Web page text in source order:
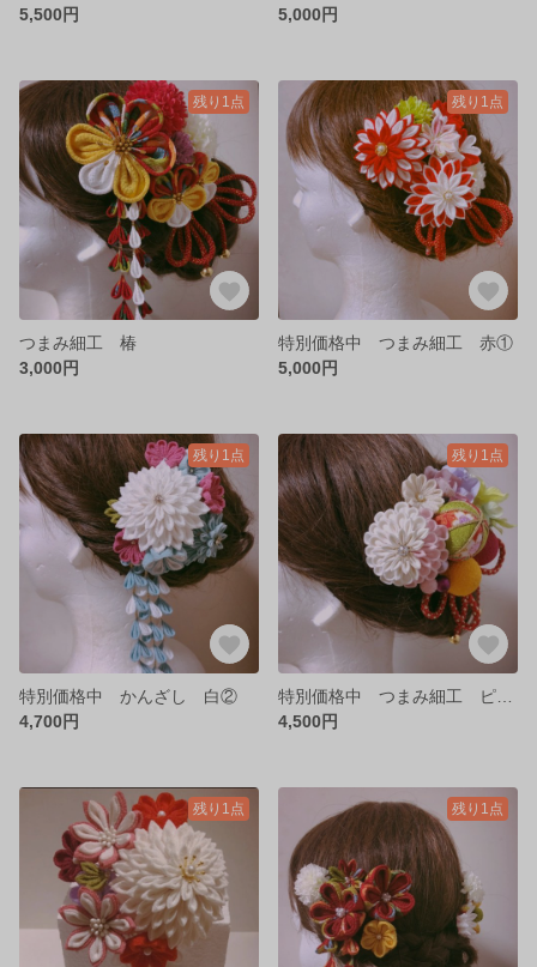
5,500円
5,000円
残り1点
つまみ細工 椿
3,000円
残り1点
特別価格中 つまみ細工 赤①
5,000円
残り1点
特別価格中 かんざし 白②
4,700円
残り1点
4,500円
残り1点 残り1点